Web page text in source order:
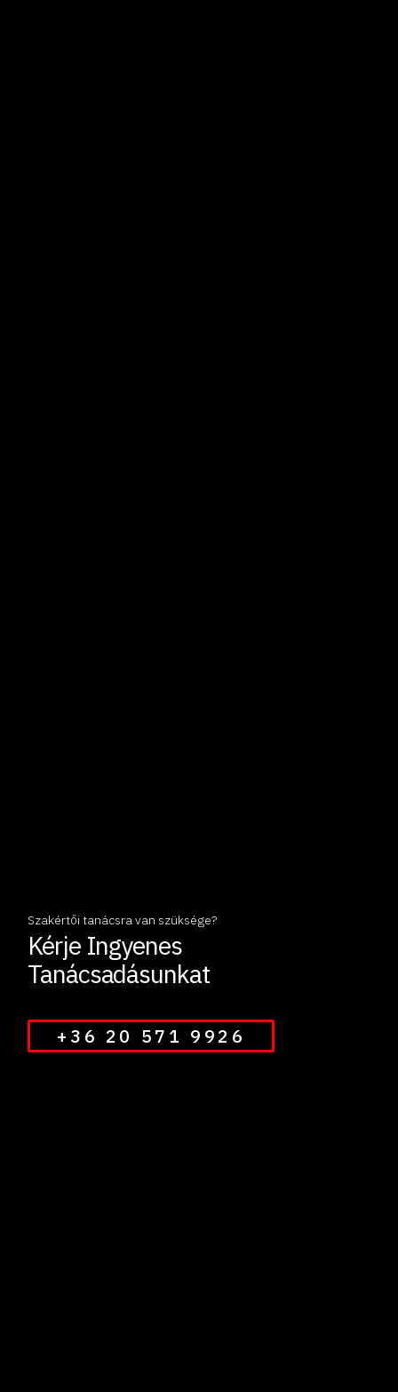
Szakértői tanácsra van szüksége?
Kérje Ingyenes
Tanácsadásunkat
+36 20 571 9926